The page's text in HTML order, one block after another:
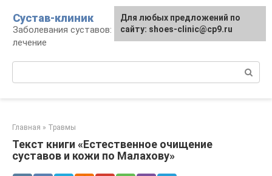
контенту
Сустав-клиник
Заболевания суставов: профилактика и
лечение
Главная » Травмы
Текст книги «Естественное очищение
суставов и кожи по Малахову»
Для любых предложений по
сайту: shoes-clinic@cp9.ru